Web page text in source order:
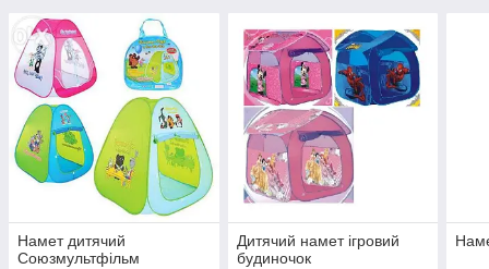
Намет дитячий
Союзмультфільм
Дитячий намет ігровий
будиночок